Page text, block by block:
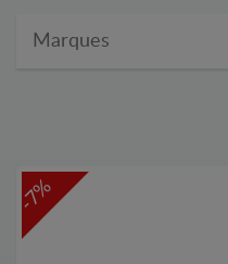
Marques
-7%